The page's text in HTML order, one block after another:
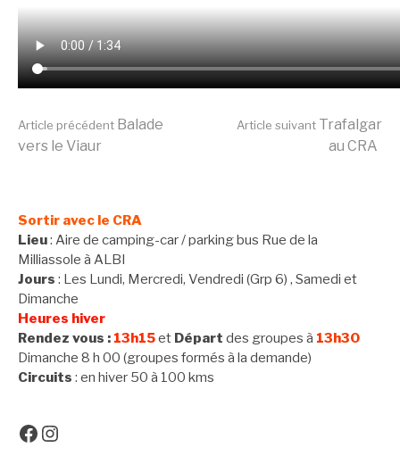
Lire
suite
Article précédent Balade
vers le Viaur
Article suivant Trafalgar
au CRA
Sortir avec le CRA
Lieu: Aire de camping-car / parking bus Rue de la
Milliassole à ALBI
Jours : Les Lundi, Mercredi, Vendredi (Grp 6) , Samedi et
Dimanche
Heures hiver
Rendez vous : 13h15et Départ des groupes à 13h30
Dimanche 8 h 00 (groupes formés à la demande)
Circuits : en hiver 50 à 100 kms
Facebook
Instagram